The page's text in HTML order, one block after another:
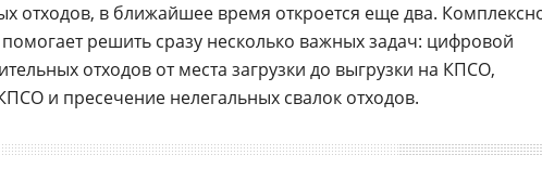
отходов, в ближайшее время откроется еще два.
решить сразу несколько важных задач: цифровой
отходов от места загрузки до выгрузки на КПСО,
и пресечение нелегальных свалок отходов.